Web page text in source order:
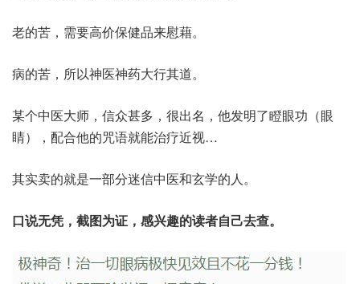
老的苦，需要高价保健品来慰藉。
病的苦，所以神医神药大行其道。
某个中医大师，信众甚多，很出名，他发明了瞪眼功（眼
睛），配合他的咒语就能治疗近视…
其实卖的就是一部分迷信中医和玄学的人。
口说无凭，截图为证，感兴趣的读者自己去查。